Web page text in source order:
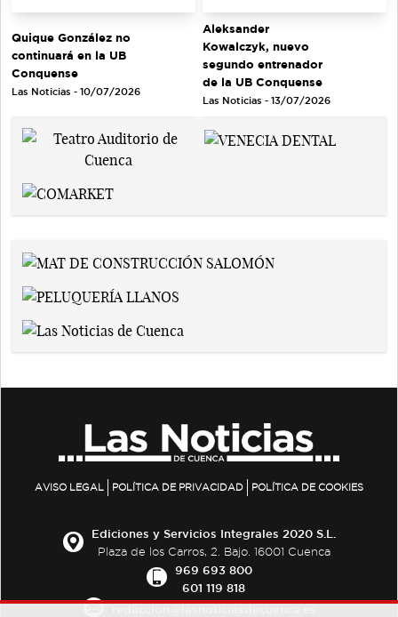
Quique González no
continuará en la UB
Conquense
Las Noticias - 10/07/2026
Aleksander
Kowalczyk, nuevo
segundo entrenador
de la UB Conquense
Las Noticias - 13/07/2026
AVISO LEGAL POLÍTICA DE PRIVACIDAD POLÍTICA DE COOKIES
Ediciones y Servicios Integrales 2020 S.L.
Plaza de los Carros, 2. Bajo. 16001 Cuenca
969 693 800
601 119 818